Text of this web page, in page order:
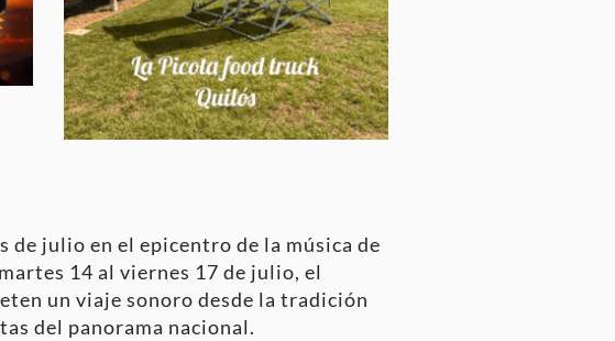
de julio en el epicentro de la música de
14 al viernes 17 de julio, el
un viaje sonoro desde la tradición
del panorama nacional.